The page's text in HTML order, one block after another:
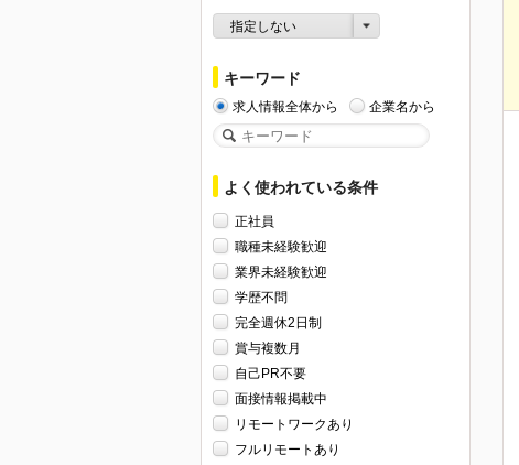
指定しない
キーワード
求人情報全体から 企業名から
よく使われている条件
正社員
職種未経験歓迎
業界未経験歓迎
学歴不問
完全週休2日制
賞与複数月
自己PR不要
面接情報掲載中
リモートワークあり
フルリモートあり